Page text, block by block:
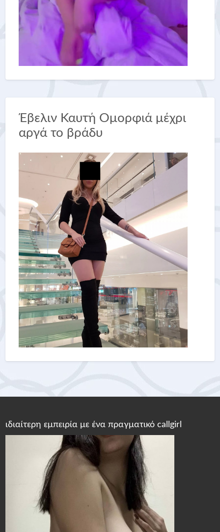
Έβελιν Καυτή Ομορφιά μέχρι
αργά το βράδυ
ιδιαίτερη εμπειρία με ένα πραγματικό callgirl